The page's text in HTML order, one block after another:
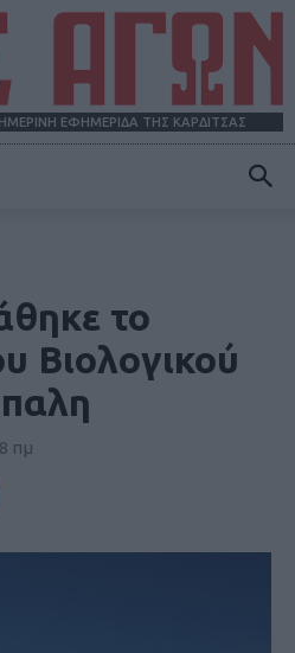
ΕΦΗΜΕΡΙΔΑ ΤΗΣ ΚΑΡΔΙΤΣΑΣ
το
Βιολογικού
πμ